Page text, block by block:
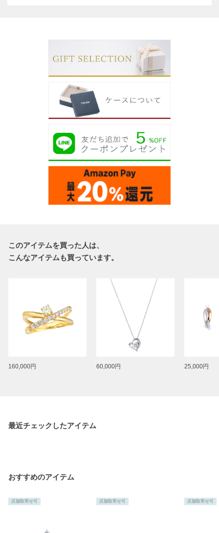
このアイテムを買った人は、
こんなアイテムも買っています。
160,000円 60,000円 25,000円
最近チェックしたアイテム
おすすめのアイテム
店舗取寄せ可 店舗取寄せ可 店舗取寄せ可